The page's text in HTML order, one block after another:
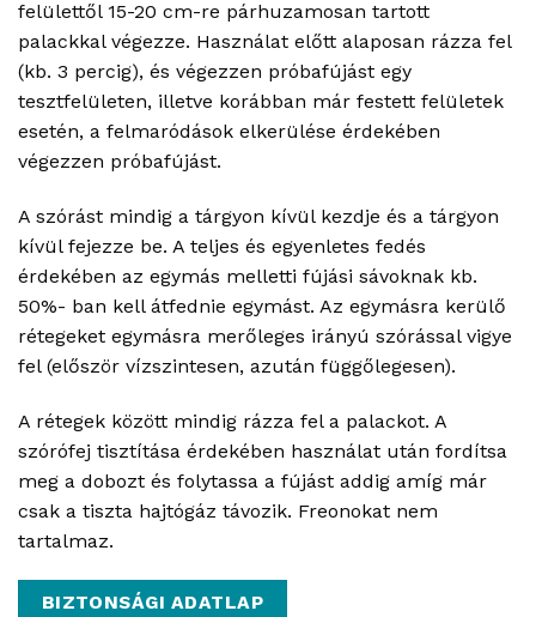
felülettől 15-20 cm-re párhuzamosan tartott
palackkal végezze. Használat előtt alaposan rázza fel
(kb. 3 percig), és végezzen próbafújást egy
tesztfelületen, illetve korábban már festett felületek
esetén, a felmaródások elkerülése érdekében
végezzen próbafújást.
A szórást mindig a tárgyon kívül kezdje és a tárgyon
kívül fejezze be. A teljes és egyenletes fedés
érdekében az egymás melletti fújási sávoknak kb.
50%- ban kell átfednie egymást. Az egymásra kerülő
rétegeket egymásra merőleges irányú szórással vigye
fel (először vízszintesen, azután függőlegesen).
A rétegek között mindig rázza fel a palackot. A
szórófej tisztítása érdekében használat után fordítsa
meg a dobozt és folytassa a fújást addig amíg már
csak a tiszta hajtógáz távozik. Freonokat nem
tartalmaz.
BIZTONSÁGI ADATLAP